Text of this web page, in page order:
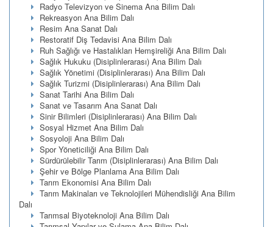
Radyo Televizyon ve Sinema Ana Bilim Dalı
Rekreasyon Ana Bilim Dalı
Resim Ana Sanat Dalı
Restoratif Diş Tedavisi Ana Bilim Dalı
Ruh Sağlığı ve Hastalıkları Hemşireliği Ana Bilim Dalı
Sağlık Hukuku (Disiplinlerarası) Ana Bilim Dalı
Sağlık Yönetimi (Disiplinlerarası) Ana Bilim Dalı
Sağlık Turizmi (Disiplinlerarası) Ana Bilim Dalı
Sanat Tarihi Ana Bilim Dalı
Sanat ve Tasarım Ana Sanat Dalı
Sinir Bilimleri (Disiplinlerarası) Ana Bilim Dalı
Sosyal Hizmet Ana Bilim Dalı
Sosyoloji Ana Bilim Dalı
Spor Yöneticiliği Ana Bilim Dalı
Sürdürülebilir Tarım (Disiplinlerarası) Ana Bilim Dalı
Şehir ve Bölge Planlama Ana Bilim Dalı
Tarım Ekonomisi Ana Bilim Dalı
Tarım Makinaları ve Teknolojileri Mühendisliği Ana Bilim
Dalı
Tarımsal Biyoteknoloji Ana Bilim Dalı